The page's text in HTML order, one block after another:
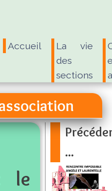
Accueil
La vie
des
sections
le
...